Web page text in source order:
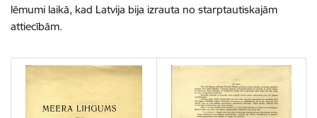
lēmumi laikā, kad Latvija bija izrauta no starptautiskajām
attiecībām.